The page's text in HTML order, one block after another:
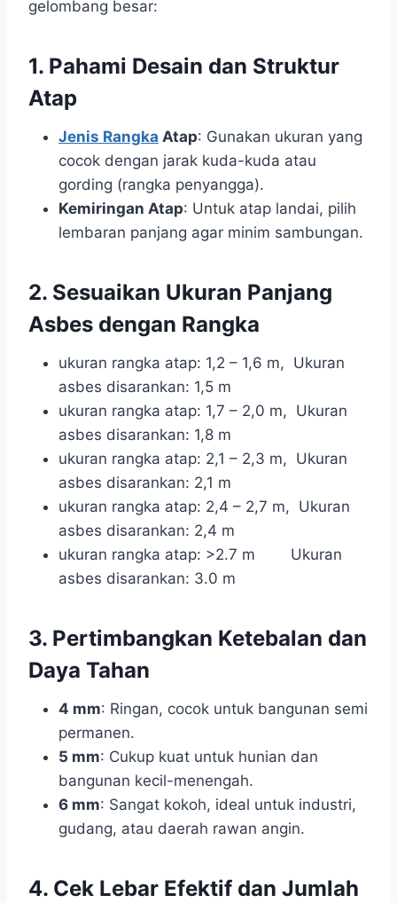
gelombang besar:
1. Pahami Desain dan Struktur
Atap
Jenis Rangka Atap: Gunakan ukuran yang
cocok dengan jarak kuda-kuda atau
gording (rangka penyangga).
Kemiringan Atap: Untuk atap landai, pilih
lembaran panjang agar minim sambungan.
2. Sesuaikan Ukuran Panjang
Asbes dengan Rangka
ukuran rangka atap: 1,2 – 1,6 m, Ukuran
asbes disarankan: 1,5 m
ukuran rangka atap: 1,7 – 2,0 m, Ukuran
asbes disarankan: 1,8 m
ukuran rangka atap: 2,1 – 2,3 m, Ukuran
asbes disarankan: 2,1 m
ukuran rangka atap: 2,4 – 2,7 m, Ukuran
asbes disarankan: 2,4 m
ukuran rangka atap: >2.7 m Ukuran
asbes disarankan: 3.0 m
3. Pertimbangkan Ketebalan dan
Daya Tahan
4 mm: Ringan, cocok untuk bangunan semi
permanen.
5 mm: Cukup kuat untuk hunian dan
bangunan kecil-menengah.
6 mm: Sangat kokoh, ideal untuk industri,
gudang, atau daerah rawan angin.
4. Cek Lebar Efektif dan Jumlah